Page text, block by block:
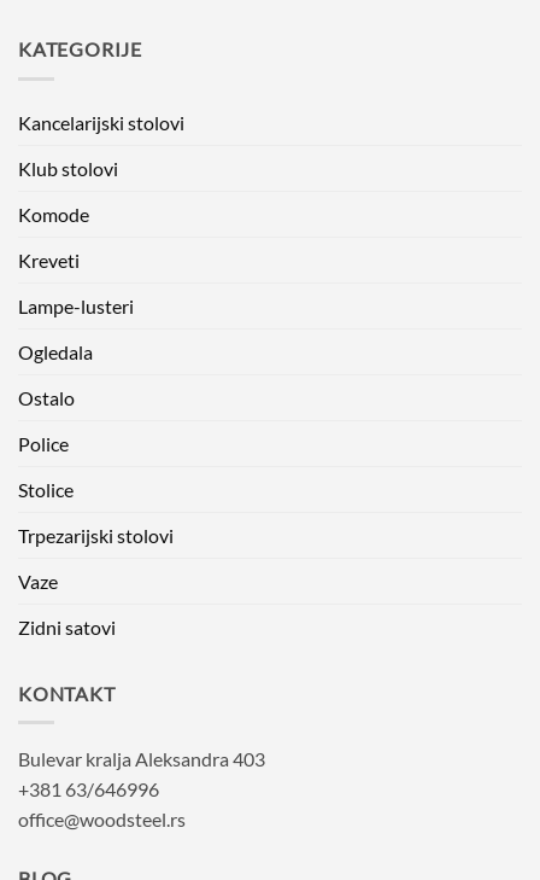
KATEGORIJE
Kancelarijski stolovi
Klub stolovi
Komode
Kreveti
Lampe-lusteri
Ogledala
Ostalo
Police
Stolice
Trpezarijski stolovi
Vaze
Zidni satovi
KONTAKT
Bulevar kralja Aleksandra 403
+381 63/646996
office@woodsteel.rs